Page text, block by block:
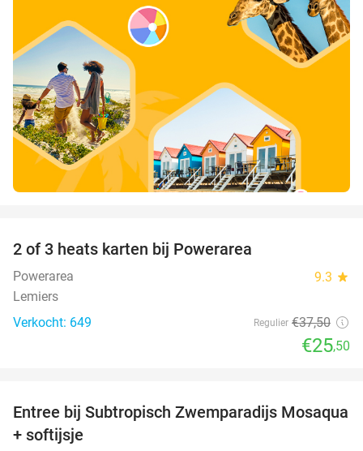
2 of 3 heats karten bij Powerarea
Powerarea 9.3 star
Lemiers
Verkocht: 649
Regulier €37,50
€25,50
25%
Entree bij Subtropisch Zwemparadijs Mosaqua
+ softijsje